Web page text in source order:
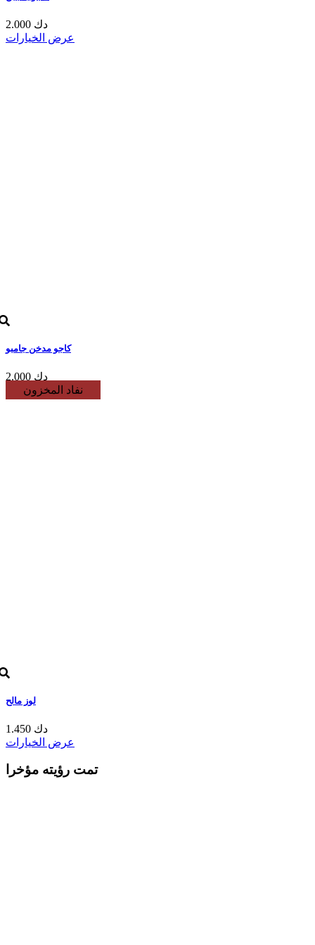
2.000 دك
عرض الخيارات
كاجو مدخن جامبو
2.000 دك
نفاد المخزون
لوز مالح
1.450 دك
عرض الخيارات
تمت رؤيته مؤخرا